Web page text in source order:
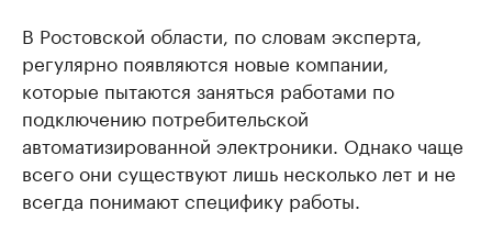
В Ростовской области, по словам эксперта,
регулярно появляются новые компании,
которые пытаются заняться работами по
подключению потребительской
автоматизированной электроники. Однако чаще
всего они существуют лишь несколько лет и не
всегда понимают специфику работы.